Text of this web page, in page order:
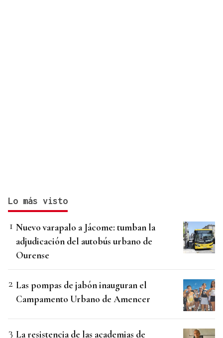
Lo más visto
Nuevo varapalo a Jácome: tumban la
adjudicación del autobús urbano de
Ourense
Las pompas de jabón inauguran el
Campamento Urbano de Amencer
La resistencia de las academias de